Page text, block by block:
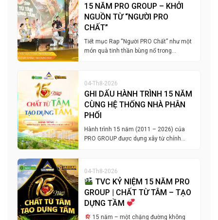
15 NĂM PRO GROUP – KHỞI
NGUỒN TỪ “NGƯỜI PRO
CHẤT”
Tiết mục Rap “Người PRO Chất” như một
món quà tinh thần bùng nổ trong…
04-Th8-2026
GHI DẤU HÀNH TRÌNH 15 NĂM
CÙNG HỆ THỐNG NHÀ PHÂN
PHỐI
Hành trình 15 năm (2011 – 2026) của
PRO GROUP được dựng xây từ chính…
04-Th8-2026
TVC KỶ NIỆM 15 NĂM PRO
GROUP | CHẤT TỪ TÂM – TẠO
DỰNG TẦM
15 năm – một chặng đường không